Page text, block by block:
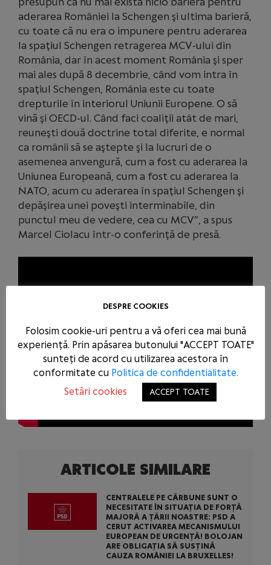
aderarea României la Schengen şi ultima barieră,
cu toate că nu era o impunere pentru aderarea
la spaţiul Schengen retragerea MCV-ului din
România, dar în acest moment România şi sper
mai ales după 8 decembrie, când vom intra în
spaţiul Schengen, România este cu toate
drepturile în interiorul Uniunii Europene. O să
vină şi OECD-ul. Când faci coaliţii atât de mari,
reuneşti două doctrine total diferite, e normal
ca românii să se aştepte şi la lucruri de o
asemenea anvengură, cum a fost cu aderarea la
Uniunea Europeană, cum a fost cu aderarea la
NATO, acum cu aderarea în spaţiul Schengen şi
depăşirea unei poveşti interminabile, din
punctul meu de vedere, cea cu MCV”, a spus
Marcel Ciolacu într-o conferinţă de presă.
ARTICOLE SIMILARE
CENTRALELE PE CĂRBUNE SUNT O
NECESITATE ÎN SITUAȚIA DE FORȚĂ
MAJORĂ A ȚĂRII NOASTRE: PSD A
CERUT ACTIVAREA MECANISMULUI
EUROPEAN DE URGENȚĂ! BOLOJAN
ARE OBLIGAȚIA SĂ SUSȚINĂ
CAUZA ROMÂNIEI LA BRUXELLES!
DESPRE COOKIES
Folosim cookie-uri pentru a vă oferi cea mai bună
experiență. Prin apăsarea butonului "ACCEPT TOATE"
sunteți de acord cu utilizarea acestora în
conformitate cu Politica de confidentialitate.
Setări cookies
ACCEPT TOATE